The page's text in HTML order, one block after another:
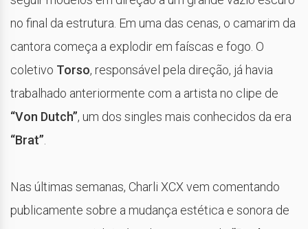
no final da estrutura. Em uma das cenas, o camarim da
cantora começa a explodir em faíscas e fogo. O
coletivo Torso, responsável pela direção, já havia
trabalhado anteriormente com a artista no clipe de
“Von Dutch”, um dos singles mais conhecidos da era
“Brat”.
Nas últimas semanas, Charli XCX vem comentando
publicamente sobre a mudança estética e sonora de